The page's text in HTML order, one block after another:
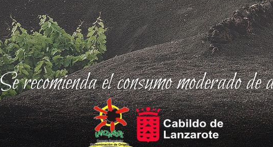
Se recomienda el consumo moderado de